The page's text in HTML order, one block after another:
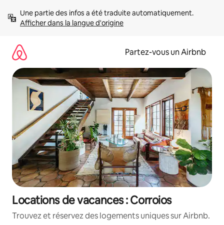
directement
Afficher dans la langue d'origine
Partez-vous un Airbnb
Locations de vacances : Corroios
Trouvez et réservez des logements uniques sur Airbnb.